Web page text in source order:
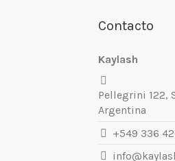
Contacto
Kaylash
Pellegrini 122,
Argentina
+549 336